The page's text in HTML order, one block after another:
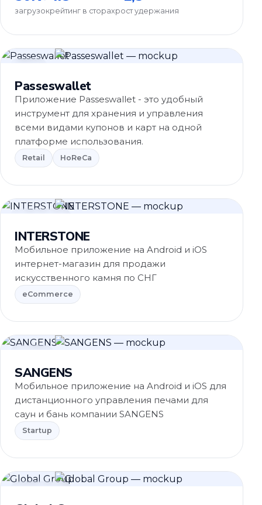
загрузокрейтинг в сторахрост удержания
Passeswallet
Приложение Passeswallet - это удобный
инструмент для хранения и управления
всеми видами купонов и карт на одной
платформе использования.
Retail HoReCa
INTERSTONE
Мобильное приложение на Android и iOS
интернет-магазин для продажи
искусственного камня по СНГ
eCommerce
SANGENS
Мобильное приложение на Android и iOS для
дистанционного управления печами для
саун и бань компании SANGENS
Startup